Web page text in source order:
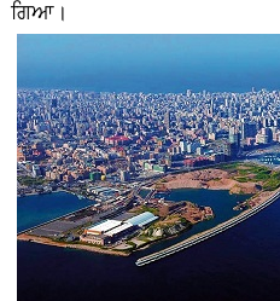
ਗਿਆ।